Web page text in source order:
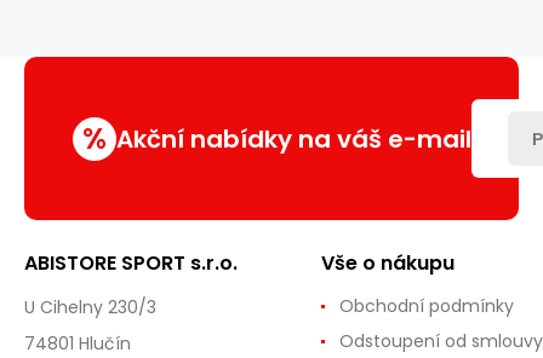
% Akční nabídky na váš e-mail
ABISTORE SPORT s.r.o.
U Cihelny 230/3
74801 Hlučín
Vše o nákupu
Obchodní podmínky
Odstoupení od smlouvy